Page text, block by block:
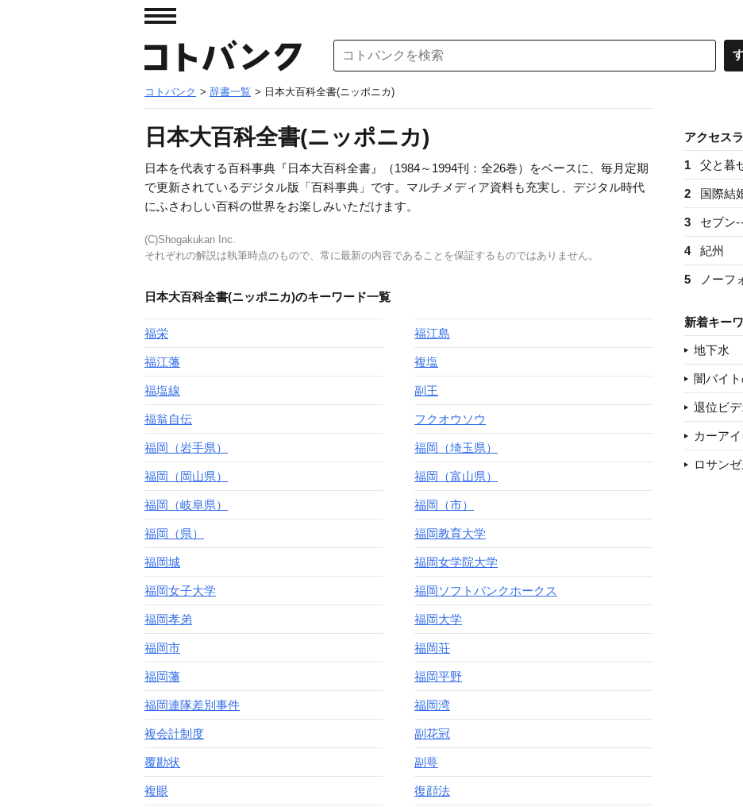
コトバンク > 辞書一覧 > 日本大百科全書(ニッポニカ)
日本大百科全書(ニッポニカ)
日本を代表する百科事典『日本大百科全書』（1984～1994刊：全26巻）をベースに、毎月定期
で更新されているデジタル版「百科事典」です。マルチメディア資料も充実し、デジタル時代
にふさわしい百科の世界をお楽しみいただけます。
(C)Shogakukan Inc.
それぞれの解説は執筆時点のもので、常に最新の内容であることを保証するものではありません。
日本大百科全書(ニッポニカ)のキーワード一覧
福栄 福江島
福江藩 複塩
福塩線 副王
福翁自伝 フクオウソウ
福岡（岩手県） 福岡（埼玉県）
福岡（岡山県） 福岡（富山県）
福岡（岐阜県） 福岡（市）
福岡（県） 福岡教育大学
福岡城 福岡女学院大学
福岡女子大学 福岡ソフトバンクホークス
福岡孝弟 福岡大学
福岡市 福岡荘
福岡藩 福岡平野
福岡連隊差別事件 福岡湾
複会計制度 副花冠
覆勘状 副萼
複眼 復顔法
アクセス
1 父と暮
2 国際結
3 セブン
4 紀州
5 ノーフ
新着キー
地下水
闇バイ
退位ビ
カーア
ロサン